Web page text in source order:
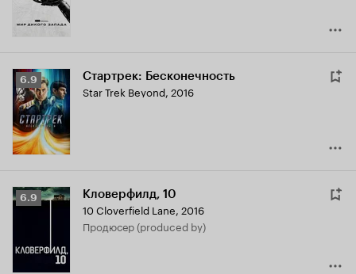
Рейтинг
Кинопоиска
6.9
6.9 Стартрек: Бесконечность
Star Trek Beyond, 2016
Рейтинг
6.9 Кловерфилд, 10
10 Cloverfield Lane, 2016
продюсер (produced by)